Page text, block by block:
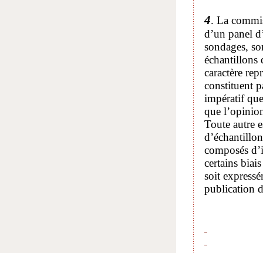
4. La
d’un panel
sondages,
échantillons
caractère
constituent
impératif
que
Toute autre
composés
certains
soit
publication